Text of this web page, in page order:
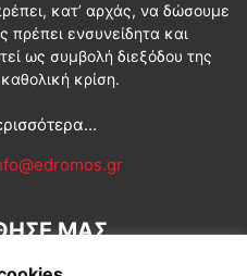
κατ’ αρχάς, να δώσουμε
ενσυνείδητα και
ως συμβολή διεξόδου της
κρίση.
ΜΑΣ